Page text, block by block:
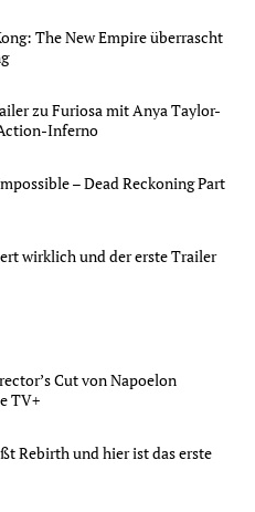
The New Empire überrascht
zu Furiosa mit Anya Taylor-
Inferno
– Dead Reckoning Part
wirklich und der erste Trailer
Cut von Napoelon
TV+
Rebirth und hier ist das erste